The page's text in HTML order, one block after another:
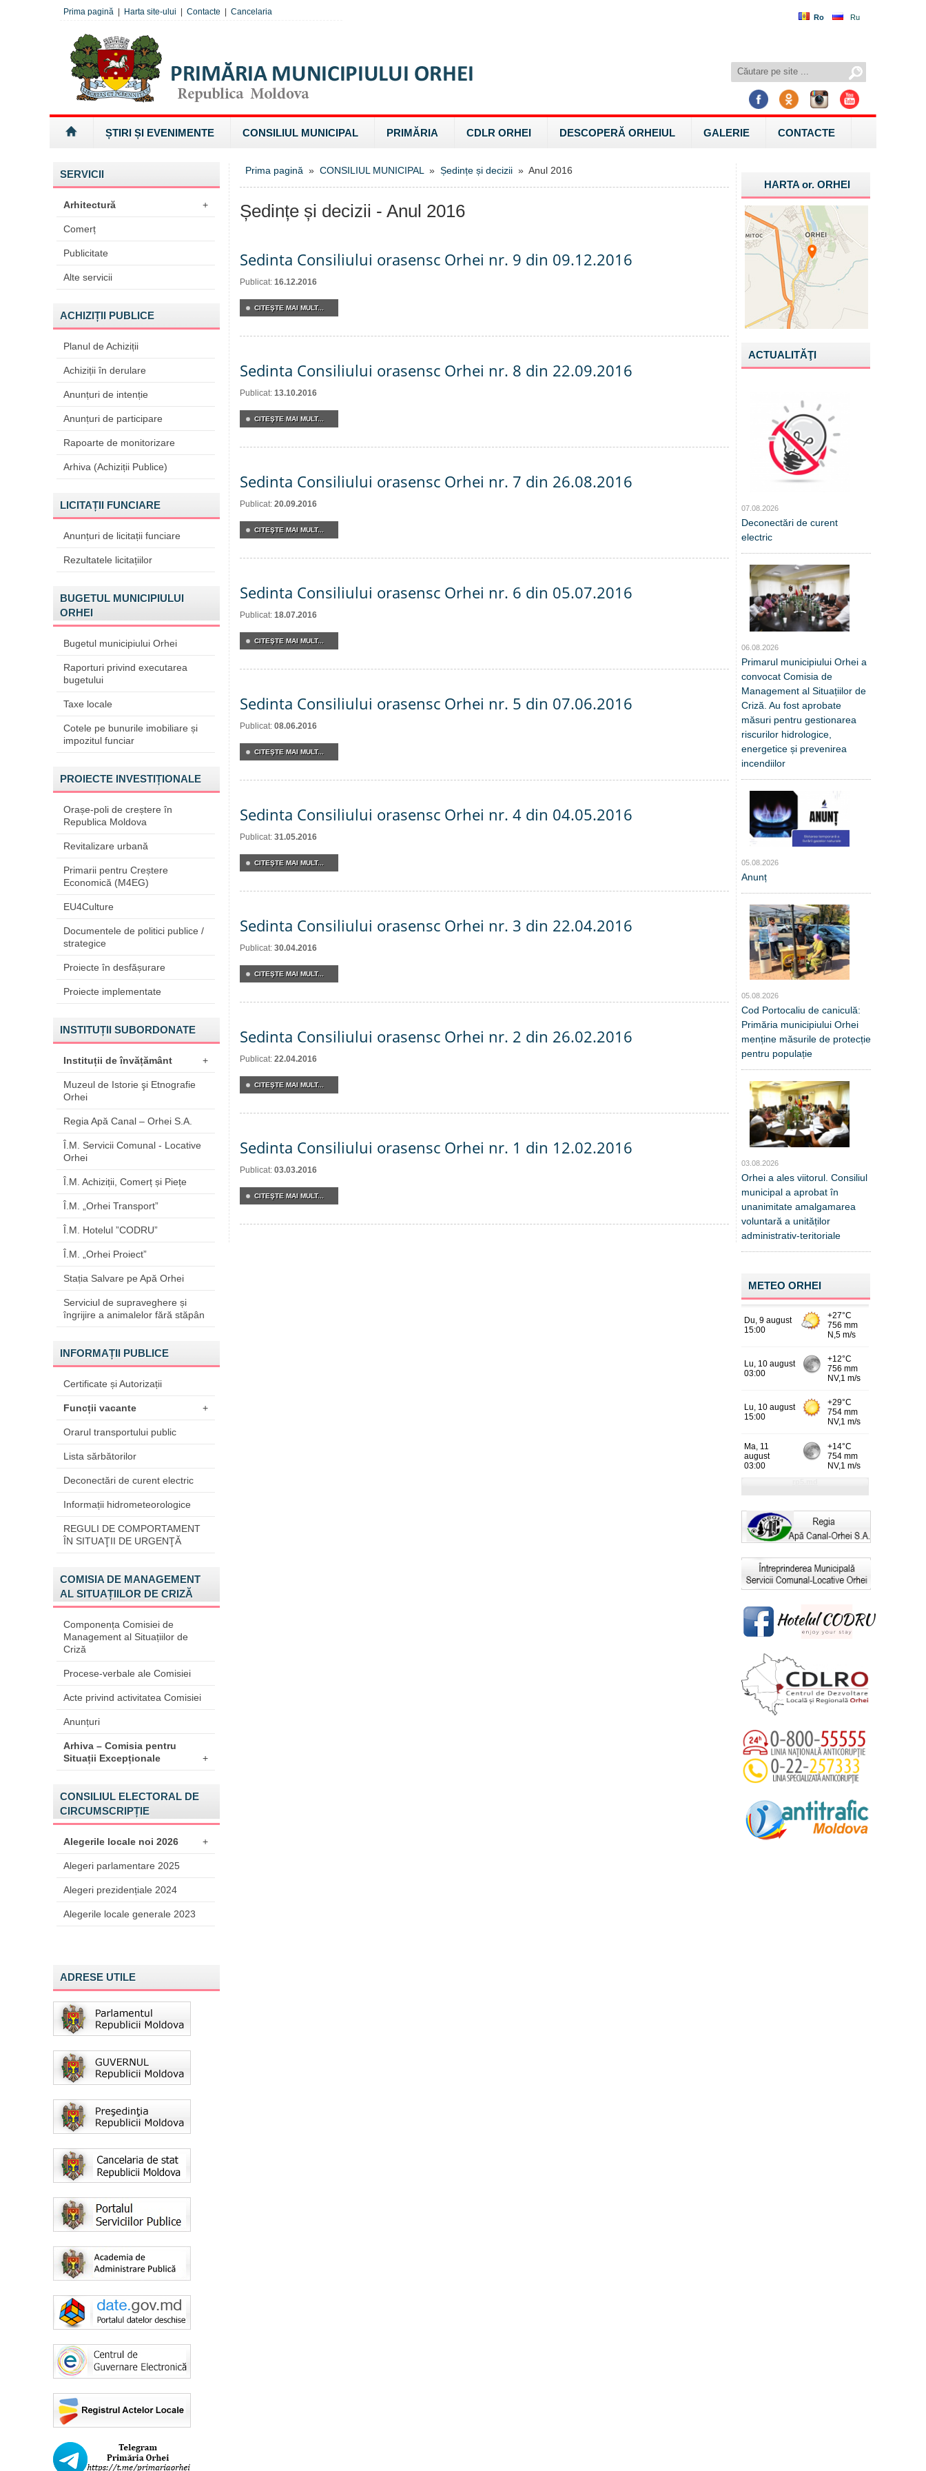
Ro Ru
Prima pagină Harta site-ului Contacte Cancelaria
ȘTIRI ȘI EVENIMENTE CONSILIUL MUNICIPAL PRIMĂRIA CDLR ORHEI DESCOPERĂ ORHEIUL GALERIE CONTACTE
SERVICII
Arhitectură +
Comerț
Publicitate
Alte servicii
ACHIZIȚII PUBLICE
Planul de Achiziții
Achiziții în derulare
Anunțuri de intenție
Anunțuri de participare
Rapoarte de monitorizare
Arhiva (Achiziții Publice)
LICITAȚII FUNCIARE
Anunțuri de licitații funciare
Rezultatele licitațiilor
BUGETUL MUNICIPIULUI
ORHEI
Bugetul municipiului Orhei
Raporturi privind executarea
bugetului
Taxe locale
Cotele pe bunurile imobiliare și
impozitul funciar
PROIECTE INVESTIȚIONALE
Orașe-poli de creștere în
Republica Moldova
Revitalizare urbană
Primarii pentru Creștere
Economică (M4EG)
EU4Culture
Documentele de politici publice /
strategice
Proiecte în desfășurare
Proiecte implementate
INSTITUȚII SUBORDONATE
Instituții de învățământ +
Muzeul de Istorie şi Etnografie
Orhei
Regia Apă Canal – Orhei S.A.
Î.M. Servicii Comunal - Locative
Orhei
Î.M. Achiziții, Comerț și Piețe
Î.M. „Orhei Transport”
Î.M. Hotelul ”CODRU”
Î.M. „Orhei Proiect”
Stația Salvare pe Apă Orhei
Serviciul de supraveghere și
îngrijire a animalelor fără stăpân
INFORMAȚII PUBLICE
Certificate și Autorizații
Funcții vacante +
Orarul transportului public
Lista sărbătorilor
Deconectări de curent electric
Informații hidrometeorologice
REGULI DE COMPORTAMENT
ÎN SITUAŢII DE URGENŢĂ
COMISIA DE MANAGEMENT
AL SITUAȚIILOR DE CRIZĂ
Componența Comisiei de
Management al Situațiilor de
Criză
Procese-verbale ale Comisiei
Acte privind activitatea Comisiei
Anunțuri
Arhiva – Comisia pentru
Situații Excepționale
+
CONSILIUL ELECTORAL DE
CIRCUMSCRIPȚIE
Alegerile locale noi 2026 +
Alegeri parlamentare 2025
Alegeri prezidențiale 2024
Alegerile locale generale 2023
ADRESE UTILE
Prima pagină » CONSILIUL MUNICIPAL » Ședințe și decizii » Anul 2016
Ședințe și decizii - Anul 2016
Sedinta Consiliului orasensc Orhei nr. 9 din 09.12.2016
Publicat: 16.12.2016
CITEŞTE MAI MULT...
Sedinta Consiliului orasensc Orhei nr. 8 din 22.09.2016
Publicat: 13.10.2016
CITEŞTE MAI MULT...
Sedinta Consiliului orasensc Orhei nr. 7 din 26.08.2016
Publicat: 20.09.2016
CITEŞTE MAI MULT...
Sedinta Consiliului orasensc Orhei nr. 6 din 05.07.2016
Publicat: 18.07.2016
CITEŞTE MAI MULT...
Sedinta Consiliului orasensc Orhei nr. 5 din 07.06.2016
Publicat: 08.06.2016
CITEŞTE MAI MULT...
Sedinta Consiliului orasensc Orhei nr. 4 din 04.05.2016
Publicat: 31.05.2016
CITEŞTE MAI MULT...
Sedinta Consiliului orasensc Orhei nr. 3 din 22.04.2016
Publicat: 30.04.2016
CITEŞTE MAI MULT...
Sedinta Consiliului orasensc Orhei nr. 2 din 26.02.2016
Publicat: 22.04.2016
CITEŞTE MAI MULT...
Sedinta Consiliului orasensc Orhei nr. 1 din 12.02.2016
Publicat: 03.03.2016
CITEŞTE MAI MULT...
HARTA or.ORHEI
ACTUALITĂŢI
07.08.2026
Deconectări de curent
electric
06.08.2026
Primarul municipiului Orhei a
convocat Comisia de
Management al Situațiilor de
Criză. Au fost aprobate
măsuri pentru gestionarea
riscurilor hidrologice,
energetice și prevenirea
incendiilor
05.08.2026
Anunț
05.08.2026
Cod Portocaliu de caniculă:
Primăria municipiului Orhei
menține măsurile de protecție
pentru populație
03.08.2026
Orhei a ales viitorul. Consiliul
municipal a aprobat în
unanimitate amalgamarea
voluntară a unităților
administrativ-teritoriale
METEO ORHEI